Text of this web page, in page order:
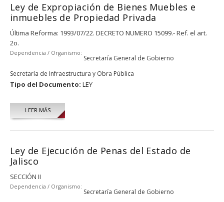
Ley de Expropiación de Bienes Muebles e
inmuebles de Propiedad Privada
Última Reforma: 1993/07/22. DECRETO NUMERO 15099.- Ref. el art.
2o.
Dependencia / Organismo:
Secretaría General de Gobierno
Secretaría de Infraestructura y Obra Pública
Tipo del Documento: LEY
LEER MÁS
Ley de Ejecución de Penas del Estado de
Jalisco
SECCIÓN II
Dependencia / Organismo:
Secretaría General de Gobierno